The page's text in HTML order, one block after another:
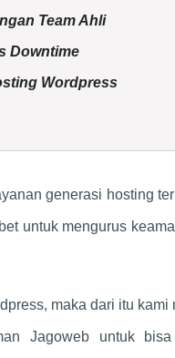
Team Ahli
Downtime
Wordpress
generasi hosting
untuk mengurus
maka dari itu
Jagoweb untuk